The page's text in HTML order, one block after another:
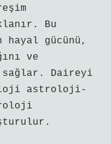
Bu
gücünü,
ve
sağlar. Daireyi
astroloji-